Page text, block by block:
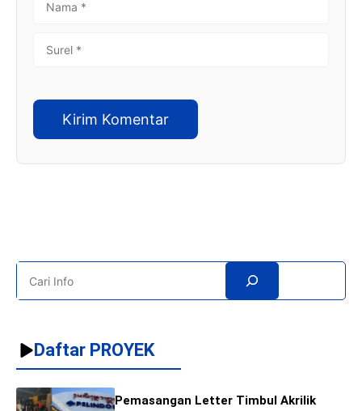
SUREL
Daftar PROYEK
Pemasangan Letter Timbul Akrilik